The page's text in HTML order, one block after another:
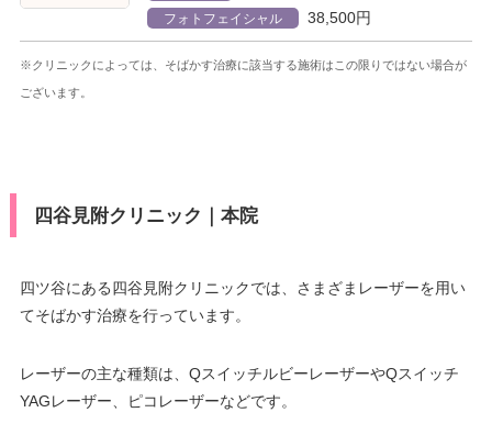
フォトフェイシャル 38,500円
※クリニックによっては、そばかす治療に該当する施術はこの限りではない場合が
ございます。
四谷見附クリニック｜本院
四ツ谷にある四谷見附クリニックでは、さまざまレーザーを用い
てそばかす治療を行っています。
レーザーの主な種類は、QスイッチルビーレーザーやQスイッチ
YAGレーザー、ピコレーザーなどです。